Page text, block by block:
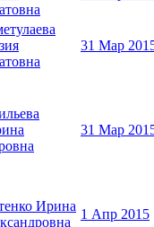
31 Мар
31 Мар
Ирина
1 Апр 2015